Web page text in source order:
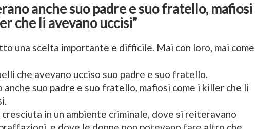
anche suo padre e suo fratello, mafiosi
che li avevano uccisi”
una scelta importante e difficile. Mai con loro, mai come
che avevano ucciso suo padre e suo fratello.
anche suo padre e suo fratello, mafiosi come i killer che li
cresciuta in un ambiente criminale, dove si reiteravano